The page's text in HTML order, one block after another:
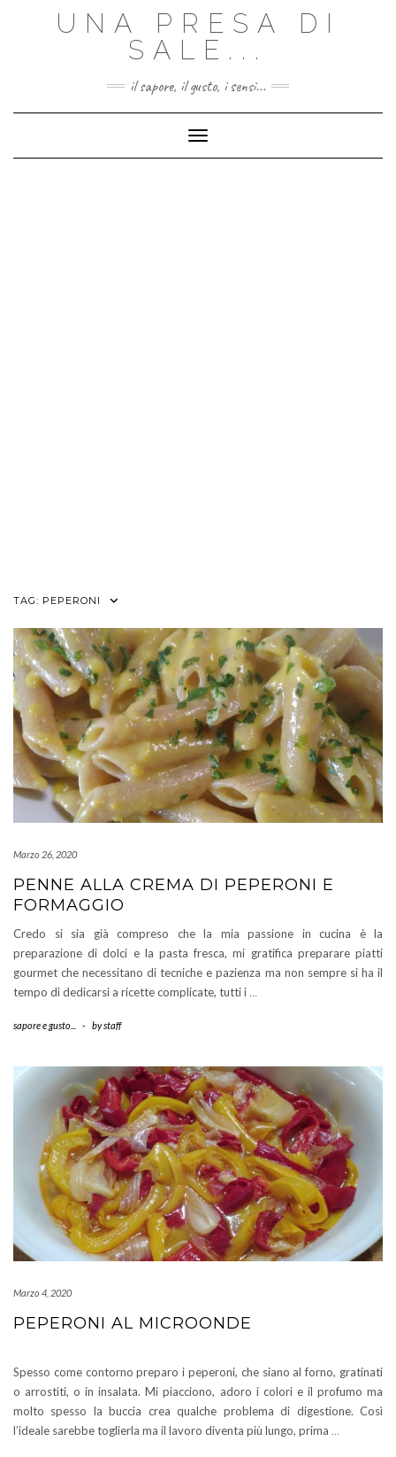
UNA PRESA DI
SALE...
il sapore, il gusto, i sensi...
Toggle Navigation
TAG: PEPERONI
Marzo 26, 2020
PENNE ALLA CREMA DI PEPERONI E
FORMAGGIO
Credo si sia già compreso che la mia passione in cucina è la
preparazione di dolci e la pasta fresca, mi gratifica preparare piatti
gourmet che necessitano di tecniche e pazienza ma non sempre si ha il
tempo di dedicarsi a ricette complicate, tutti i …
sapore e gusto... - bystaff
Marzo 4, 2020
PEPERONI AL MICROONDE
Spesso come contorno preparo i peperoni, che siano al forno, gratinati
o arrostiti, o in insalata. Mi piacciono, adoro i colori e il profumo ma
molto spesso la buccia crea qualche problema di digestione. Così
l’ideale sarebbe toglierla ma il lavoro diventa più lungo, prima …